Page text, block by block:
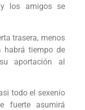
los amigos se
trasera, menos
habrá tiempo de
aportación al
todo el sexenio
fuerte asumirá